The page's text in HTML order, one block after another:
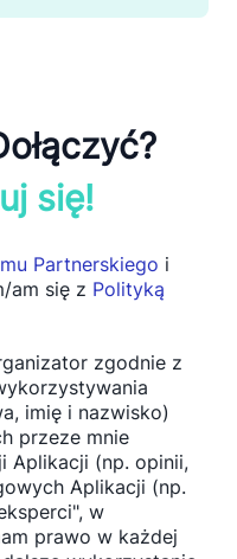
się!
Partnerskiego i
am się z Polityką
zgodnie z
imię i nazwisko)
przeze mnie
Aplikacji (np. opinii,
Aplikacji (np.
w
prawo w każdej